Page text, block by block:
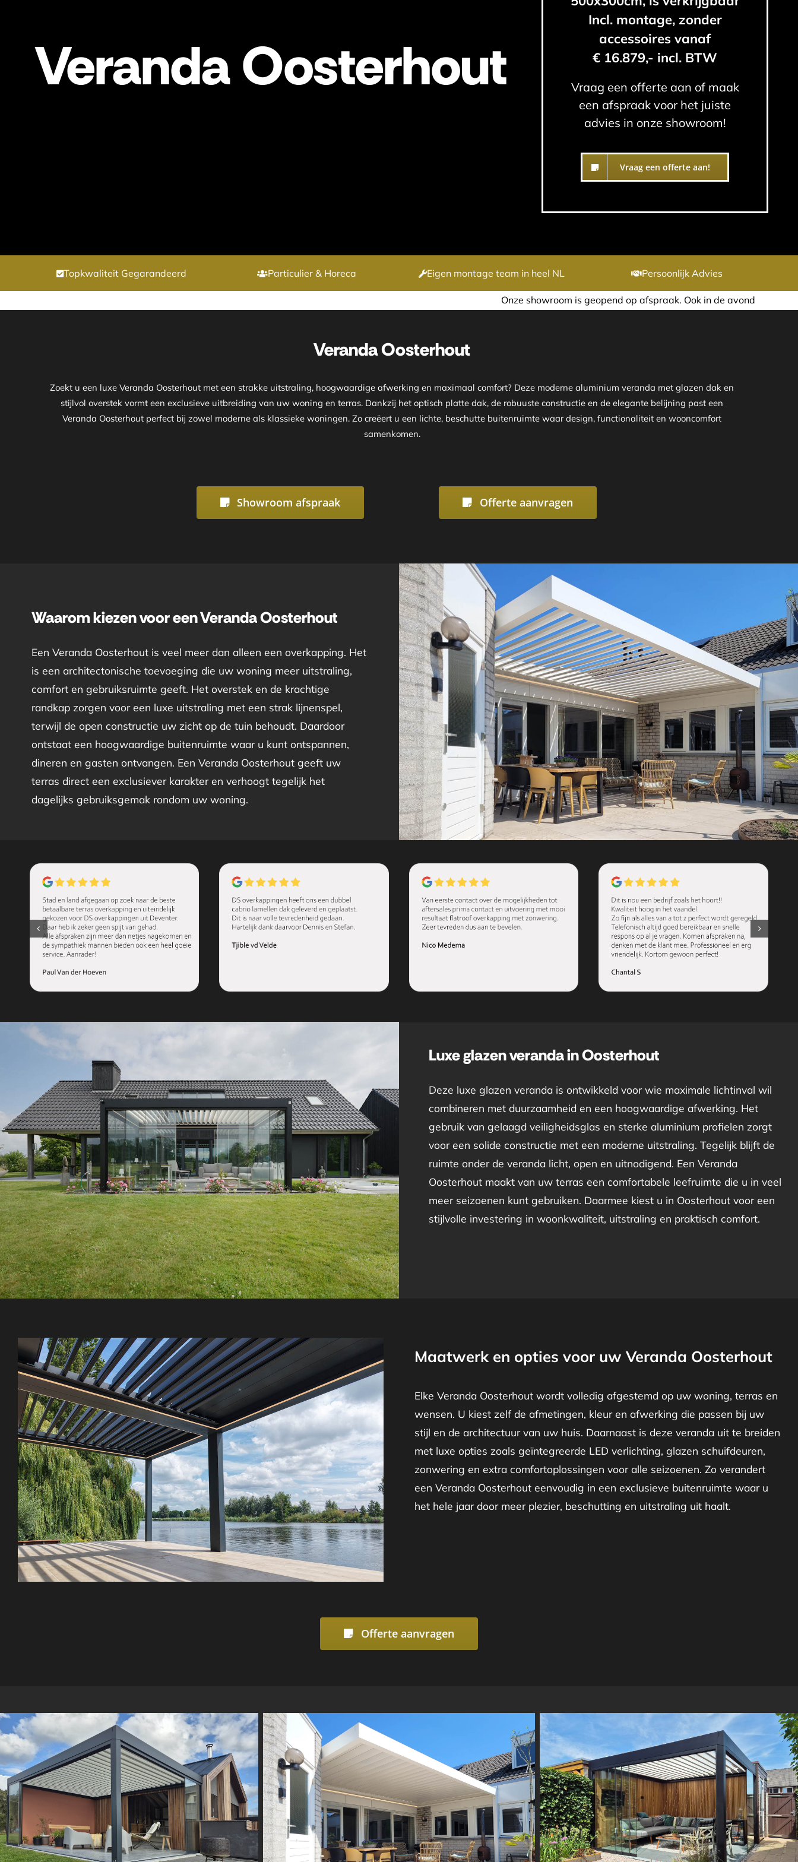
Veranda Oosterhout
Incl. montage, zonder
accessoires vanaf
€ 16.879,- incl. BTW
Vraag een offerte aan of maak
een afspraak voor het juiste
advies in onze showroom!
Vraag een offerte aan!
Topkwaliteit Gegarandeerd Particulier & Horeca Eigen montage team in heel NL Persoonlijk Advies
Onze showroom is geopend op afspraak. Ook in de avond of in het weekend nemen wij
Veranda Oosterhout
Zoekt u een luxe Veranda Oosterhout met een strakke uitstraling, hoogwaardige afwerking en maximaal comfort? Deze moderne aluminium veranda met glazen dak en
stijlvol overstek vormt een exclusieve uitbreiding van uw woning en terras. Dankzij het optisch platte dak, de robuuste constructie en de elegante belijning past een
Veranda Oosterhout perfect bij zowel moderne als klassieke woningen. Zo creëert u een lichte, beschutte buitenruimte waar design, functionaliteit en wooncomfort
samenkomen.
Showroom afspraak Offerte aanvragen
Waarom kiezen voor een Veranda Oosterhout
Een Veranda Oosterhout is veel meer dan alleen een overkapping. Het
is een architectonische toevoeging die uw woning meer uitstraling,
comfort en gebruiksruimte geeft. Het overstek en de krachtige
randkap zorgen voor een luxe uitstraling met een strak lijnenspel,
terwijl de open constructie uw zicht op de tuin behoudt. Daardoor
ontstaat een hoogwaardige buitenruimte waar u kunt ontspannen,
dineren en gasten ontvangen. Een Veranda Oosterhout geeft uw
terras direct een exclusiever karakter en verhoogt tegelijk het
dagelijks gebruiksgemak rondom uw woning.
Luxe glazen veranda in Oosterhout
Deze luxe glazen veranda is ontwikkeld voor wie maximale lichtinval wil
combineren met duurzaamheid en een hoogwaardige afwerking. Het
gebruik van gelaagd veiligheidsglas en sterke aluminium profielen zorgt
voor een solide constructie met een moderne uitstraling. Tegelijk blijft de
ruimte onder de veranda licht, open en uitnodigend. Een Veranda
Oosterhout maakt van uw terras een comfortabele leefruimte die u in veel
meer seizoenen kunt gebruiken. Daarmee kiest u in Oosterhout voor een
stijlvolle investering in woonkwaliteit, uitstraling en praktisch comfort.
Maatwerk en opties voor uw Veranda Oosterhout
Elke Veranda Oosterhout wordt volledig afgestemd op uw woning, terras en
wensen. U kiest zelf de afmetingen, kleur en afwerking die passen bij uw
stijl en de architectuur van uw huis. Daarnaast is deze veranda uit te breiden
met luxe opties zoals geïntegreerde LED verlichting, glazen schuifdeuren,
zonwering en extra comfortoplossingen voor alle seizoenen. Zo verandert
een Veranda Oosterhout eenvoudig in een exclusieve buitenruimte waar u
het hele jaar door meer plezier, beschutting en uitstraling uit haalt.
Offerte aanvragen